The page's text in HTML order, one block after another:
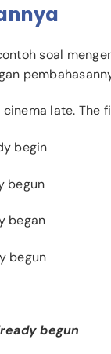
soal
late. The
begin
begun
began
begun
begun